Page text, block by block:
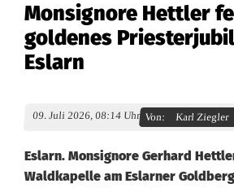
Monsignore Hettler
goldenes
Eslarn
09. Juli 2026, 08:14 Uhr Von: Karl Ziegler
Eslarn. Monsignore Gerhard
Waldkapelle am Eslarner